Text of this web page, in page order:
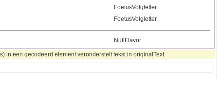
FoetusVolgletter
FoetusVolgletter
NullFlavor
in een gecodeerd element veronderstelt tekst in originalText.